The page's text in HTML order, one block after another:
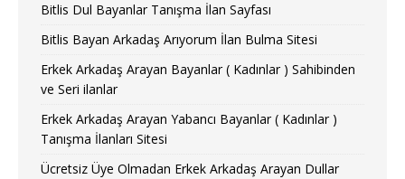
Bitlis Dul Bayanlar Tanışma İlan Sayfası
Bitlis Bayan Arkadaş Arıyorum İlan Bulma Sitesi
Erkek Arkadaş Arayan Bayanlar ( Kadınlar ) Sahibinden
ve Seri ilanlar
Erkek Arkadaş Arayan Yabancı Bayanlar ( Kadınlar )
Tanışma İlanları Sitesi
Ücretsiz Üye Olmadan Erkek Arkadaş Arayan Dullar